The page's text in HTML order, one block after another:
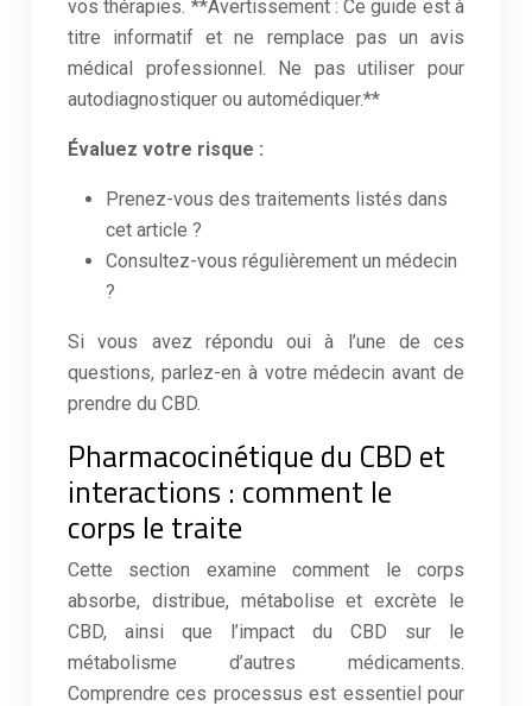
vos thérapies. **Avertissement : Ce guide est à
titre informatif et ne remplace pas un avis
médical professionnel. Ne pas utiliser pour
autodiagnostiquer ou automédiquer.**
Évaluez votre risque :
Prenez-vous des traitements listés dans
cet article ?
Consultez-vous régulièrement un médecin
?
Si vous avez répondu oui à l’une de ces
questions, parlez-en à votre médecin avant de
prendre du CBD.
Pharmacocinétique du CBD et
interactions : comment le
corps le traite
Cette section examine comment le corps
absorbe, distribue, métabolise et excrète le
CBD, ainsi que l’impact du CBD sur le
métabolisme d’autres médicaments.
Comprendre ces processus est essentiel pour